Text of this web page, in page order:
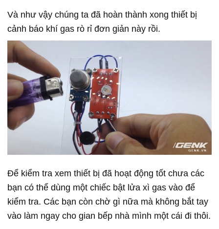
Và như vậy chúng ta đã hoàn thành xong thiết bị
cảnh báo khí gas rò rỉ đơn giản này rồi.
Để kiểm tra xem thiết bị đã hoạt động tốt chưa các
bạn có thể dùng một chiếc bật lửa xì gas vào để
kiểm tra. Các bạn còn chờ gì nữa mà không bắt tay
vào làm ngay cho gian bếp nhà mình một cái đi thôi.